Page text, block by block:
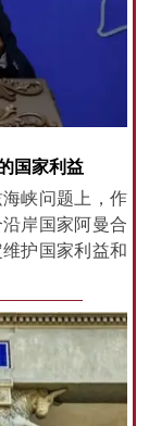
国家利益
峡问题上，作
岸国家阿曼合
护国家利益和